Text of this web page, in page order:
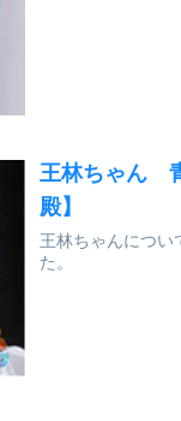
王林ちゃん
殿】
王林ちゃんについ
た。